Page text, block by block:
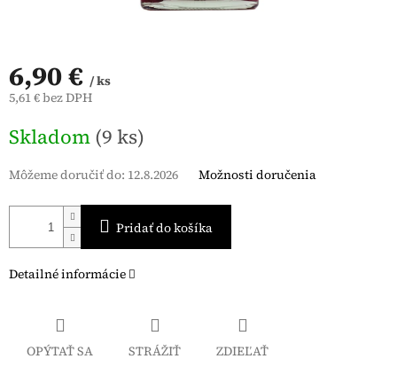
6,90 € / ks
5,61 € bez DPH
cena:
Skladom (9 ks)
Môžeme doručiť do: 12.8.2026 Možnosti doručenia
Pridať do košíka
Detailné informácie
OPÝTAŤ SA STRÁŽIŤ ZDIEĽAŤ